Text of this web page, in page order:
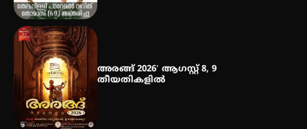
അരങ്ങ് 2026′ ആഗസ്റ്റ് 8, 9
തീയതികളിൽ